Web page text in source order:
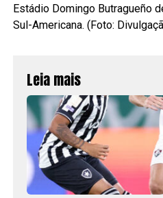
Estádio Domingo Butragueño
Sul-Americana. (Foto:
Leia mais